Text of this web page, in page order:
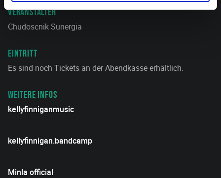
VERANSTALTER
Chudoscnik Sunergia
EINTRITT
Es sind noch Tickets an der Abendkasse erhältlich.
WEITERE INFOS
kellyfinniganmusic
kellyfinnigan.bandcamp
Minla official